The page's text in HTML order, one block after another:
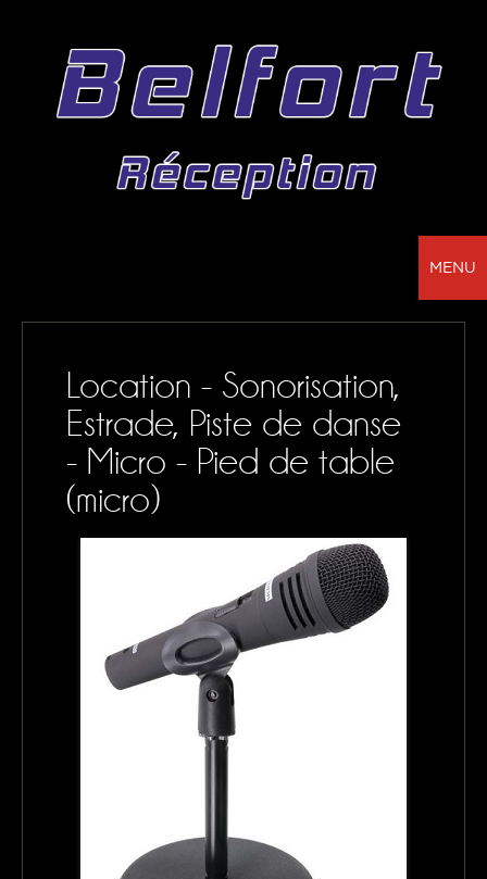
MENU
BELFORT RÉCEPTION - VOTRE PARTENAIRE
SONORISATION, VAISSELLE ET NAPPAGE
NOS RÉALISATIONS
CONTACTS
MON PANIER
Location - Sonorisation,
Estrade, Piste de danse
- Micro - Pied de table
(micro)